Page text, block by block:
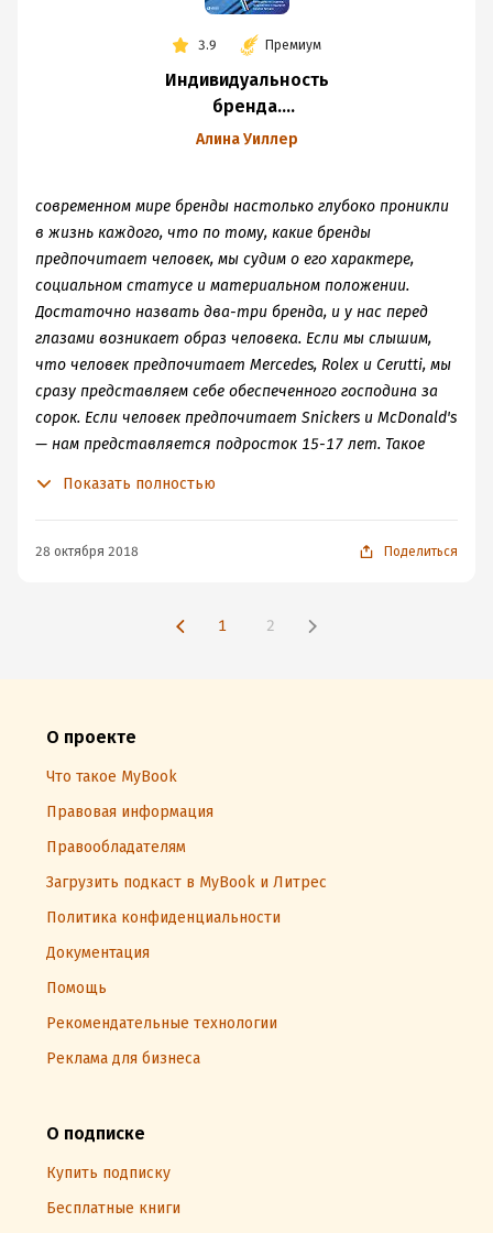
3.9 Премиум
Индивидуальность
бренда.
Руководство
и поддержке
сильных брендов
Алина Уиллер
современном мире бренды настолько глубоко проникли
в жизнь каждого, что по тому, какие бренды
предпочитает человек, мы судим о его характере,
социальном статусе и материальном положении.
Достаточно назвать два-три бренда, и у нас перед
глазами возникает образ человека. Если мы слышим,
что человек предпочитает Mercedes, Rolex и Cerutti, мы
сразу представляем себе обеспеченного господина за
сорок. Если человек предпочитает Snickers и McDonald's
— нам представляется подросток 15-17 лет. Такое
люди выбирают бренд, как друга — личность с
Показать полностью
28 октября 2018 Поделиться
1 2
О проекте
Что такое MyBook
Правовая информация
Правообладателям
Загрузить подкаст в MyBook и Литрес
Политика конфиденциальности
Документация
Помощь
Рекомендательные технологии
Реклама для бизнеса
О подписке
Купить подписку
Бесплатные книги